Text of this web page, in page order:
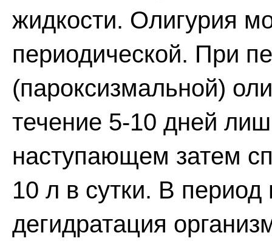
жидкости. Олигурия
периодической. При
(пароксизмальной)
течение 5-10 дней
наступающем затем
10 л в сутки. В период
дегидратация